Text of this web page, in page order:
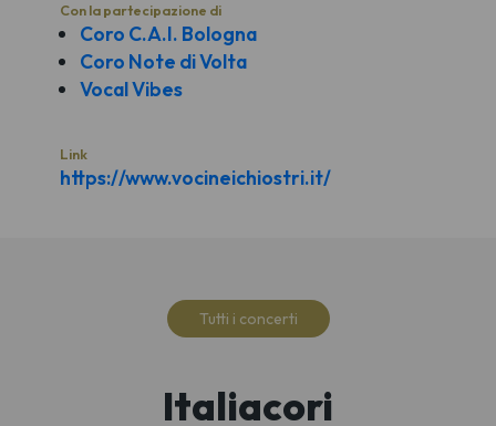
Con la partecipazione di
Coro C.A.I. Bologna
Coro Note di Volta
Vocal Vibes
Link
https://www.vocineichiostri.it/
Tutti i concerti
Italiacori